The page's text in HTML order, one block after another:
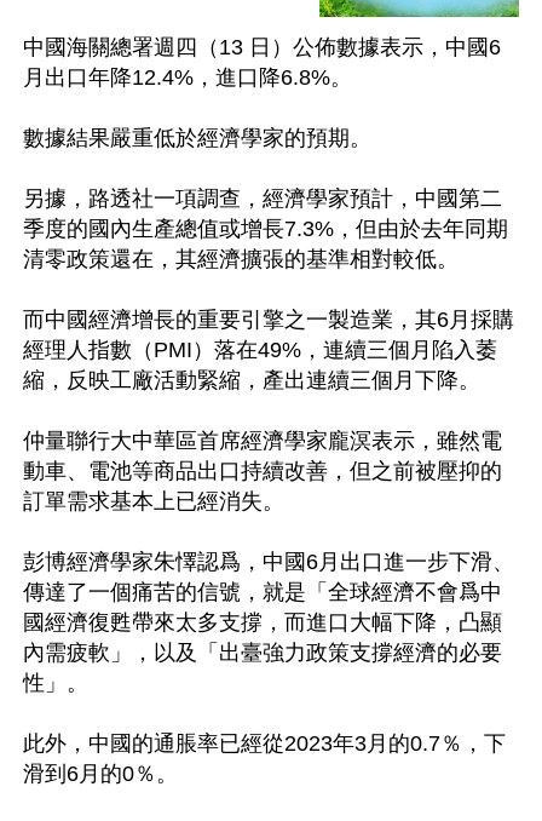
中國海關總署週四（13 日）公佈數據表示，中國6
月出口年降12.4%，進口降6.8%。
數據結果嚴重低於經濟學家的預期。
另據，路透社一項調查，經濟學家預計，中國第二
季度的國內生產總值或增長7.3%，但由於去年同期
清零政策還在，其經濟擴張的基準相對較低。
而中國經濟增長的重要引擎之一製造業，其6月採購
經理人指數（PMI）落在49%，連續三個月陷入萎
縮，反映工廠活動緊縮，產出連續三個月下降。
仲量聯行大中華區首席經濟學家龐溟表示，雖然電
動車、電池等商品出口持續改善，但之前被壓抑的
訂單需求基本上已經消失。
彭博經濟學家朱懌認爲，中國6月出口進一步下滑、
傳達了一個痛苦的信號，就是「全球經濟不會爲中
國經濟復甦帶來太多支撐，而進口大幅下降，凸顯
內需疲軟」，以及「出臺強力政策支撐經濟的必要
性」。
此外，中國的通脹率已經從2023年3月的0.7％，下
滑到6月的0％。